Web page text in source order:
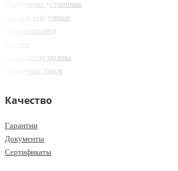
Вакуумные установки
Насосы вакуумные
Молокопровод
Охладители молока
Молочные такси
Качество
Гарантии
Документы
Сертификаты